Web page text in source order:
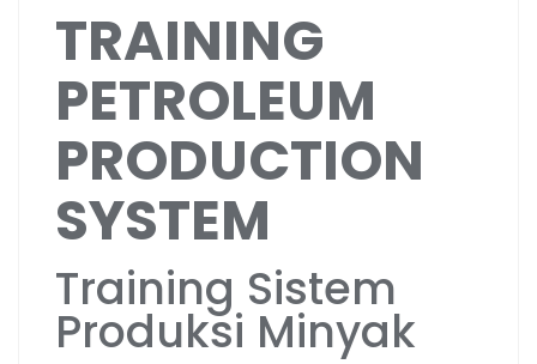
TRAINING
PETROLEUM
PRODUCTION
SYSTEM
Training Sistem
Produksi Minyak